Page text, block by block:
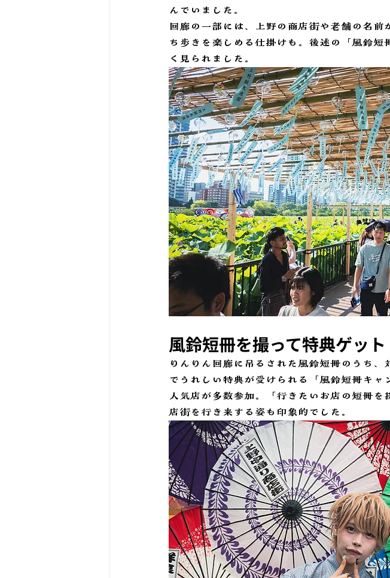
んでいました。
回廊の一部には、上野の商店街や老舗の名
ち歩きを楽しめる仕掛けも。後述の「風鈴
く見られました。
風鈴短冊を撮って特典ゲッ
りんりん回廊に吊るされた風鈴短冊のうち
でうれしい特典が受けられる「風鈴短冊キ
人気店が多数参加。「行きたいお店の短冊
店街を行き来する姿も印象的でした。